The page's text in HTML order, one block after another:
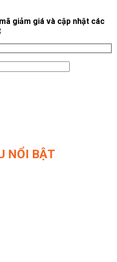
giảm giá và cập nhật các
NỔI BẬT